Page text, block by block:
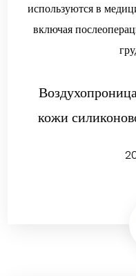
используются в
включая
кожи